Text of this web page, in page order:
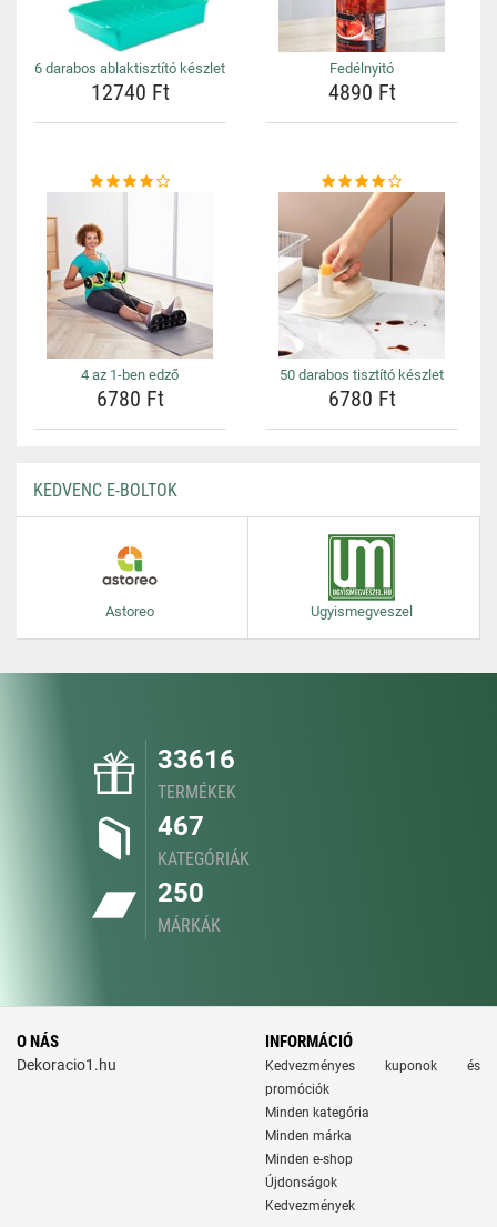
6 darabos ablaktisztító készlet
12740 Ft
Fedélnyitó
4890 Ft
4 az 1-ben edző
6780 Ft
50 darabos tisztító készlet
6780 Ft
KEDVENC E-BOLTOK
Astoreo Ugyismegveszel
33616
TERMÉKEK
467
KATEGÓRIÁK
250
MÁRKÁK
O NÁS
Dekoracio1.hu
INFORMÁCIÓ
Kedvezményes kuponok és
promóciók
Minden kategória
Minden márka
Minden e-shop
Újdonságok
Kedvezmények